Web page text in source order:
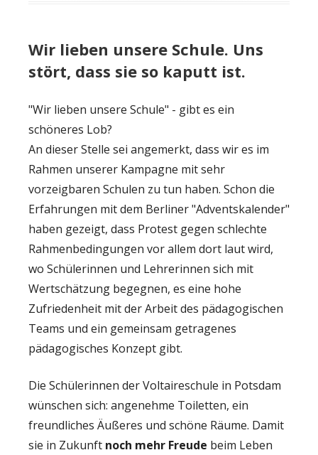
Wir lieben unsere Schule. Uns
stört, dass sie so kaputt ist.
"Wir lieben unsere Schule" - gibt es ein
schöneres Lob?
An dieser Stelle sei angemerkt, dass wir es im
Rahmen unserer Kampagne mit sehr
vorzeigbaren Schulen zu tun haben. Schon die
Erfahrungen mit dem Berliner "Adventskalender"
haben gezeigt, dass Protest gegen schlechte
Rahmenbedingungen vor allem dort laut wird,
wo Schülerinnen und Lehrerinnen sich mit
Wertschätzung begegnen, es eine hohe
Zufriedenheit mit der Arbeit des pädagogischen
Teams und ein gemeinsam getragenes
pädagogisches Konzept gibt.
Die Schülerinnen der Voltaireschule in Potsdam
wünschen sich: angenehme Toiletten, ein
freundliches Äußeres und schöne Räume. Damit
sie in Zukunft noch mehr Freude beim Leben